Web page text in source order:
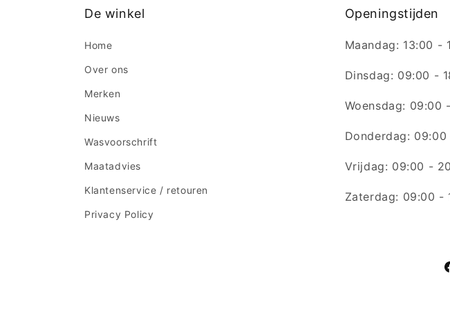
De winkel
Home
Over ons
Merken
Nieuws
Wasvoorschrift
Maatadvies
Klantenservice / retouren
Privacy Policy
Openingstijden
Maandag: 13:00 -
Dinsdag: 09:00 -
Woensdag: 09:00
Donderdag: 09:00
Vrijdag: 09:00 -
Zaterdag: 09:00 -